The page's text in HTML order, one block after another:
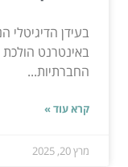
בעידן הדיגיטלי
באינטרנט
החברתיות...
קרא עוד »
מרץ 20, 2025